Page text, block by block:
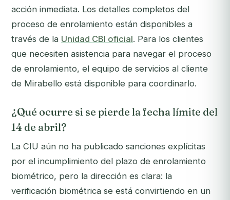
acción inmediata. Los detalles completos del
proceso de enrolamiento están disponibles a
través de la Unidad CBI oficial. Para los clientes
que necesiten asistencia para navegar el proceso
de enrolamiento, el equipo de servicios al cliente
de Mirabello está disponible para coordinarlo.
¿Qué ocurre si se pierde la fecha límite del
14 de abril?
La CIU aún no ha publicado sanciones explícitas
por el incumplimiento del plazo de enrolamiento
biométrico, pero la dirección es clara: la
verificación biométrica se está convirtiendo en un